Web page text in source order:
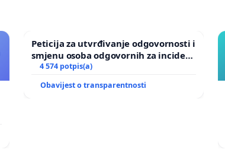
Peticija za utvrđivanje odgovornosti i
smjenu osoba odgovornih za incident
u Zoološkom vrtu Grada Zagreba
4 574 potpis(a)
Obavijest o transparentnosti